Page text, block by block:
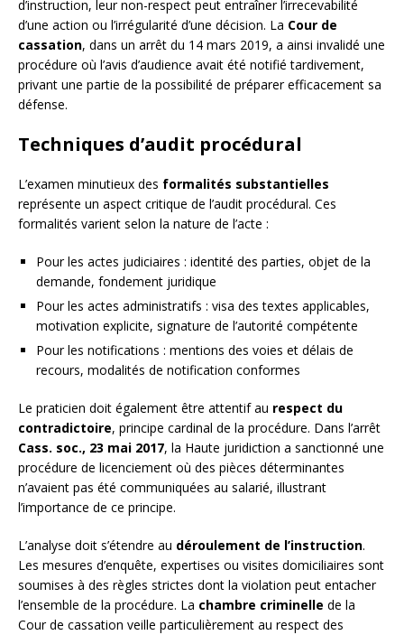
d’instruction, leur non-respect peut entraîner l’irrecevabilité
d’une action ou l’irrégularité d’une décision. La Cour de
cassation, dans un arrêt du 14 mars 2019, a ainsi invalidé une
procédure où l’avis d’audience avait été notifié tardivement,
privant une partie de la possibilité de préparer efficacement sa
défense.
Techniques d’audit procédural
L’examen minutieux des formalités substantielles
représente un aspect critique de l’audit procédural. Ces
formalités varient selon la nature de l’acte :
Pour les actes judiciaires : identité des parties, objet de la
demande, fondement juridique
Pour les actes administratifs : visa des textes applicables,
motivation explicite, signature de l’autorité compétente
Pour les notifications : mentions des voies et délais de
recours, modalités de notification conformes
Le praticien doit également être attentif au respect du
contradictoire, principe cardinal de la procédure. Dans l’arrêt
Cass. soc., 23 mai 2017, la Haute juridiction a sanctionné une
procédure de licenciement où des pièces déterminantes
n’avaient pas été communiquées au salarié, illustrant
l’importance de ce principe.
L’analyse doit s’étendre au déroulement de l’instruction.
Les mesures d’enquête, expertises ou visites domiciliaires sont
soumises à des règles strictes dont la violation peut entacher
l’ensemble de la procédure. La chambre criminelle de la
Cour de cassation veille particulièrement au respect des